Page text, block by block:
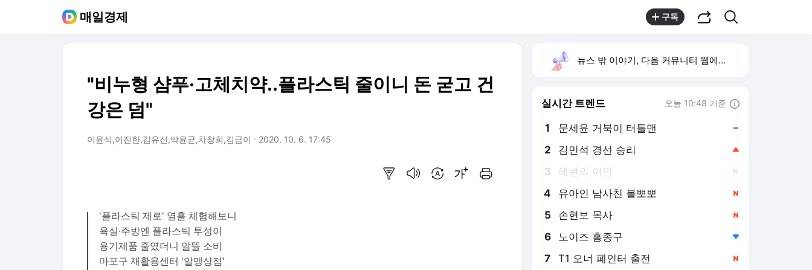
매일경제 구독
"비누형 샴푸·고체치약..플라스틱 줄이니 돈 굳고 건
강은 덤"
이윤식,이진한,김유신,박윤균,차창희,김금이 2020. 10. 6. 17:45
'플라스틱 제로' 열흘 체험해보니
욕실·주방엔 플라스틱 투성이
용기제품 줄였더니 알뜰 소비
마포구 재활용센터 '알맹상점'
뉴스 밖 이야기, 다음 커뮤니티 웹에서 보기
실시간 트렌드 오늘 10:48 기준
1 문세윤 거북이 터틀맨
2 김민석 경선 승리
3 해변의 여인
4 유아인 남사친 볼뽀뽀
5 손현보 목사
6 노이즈 홍종구
7 T1 오너 페인터 출전